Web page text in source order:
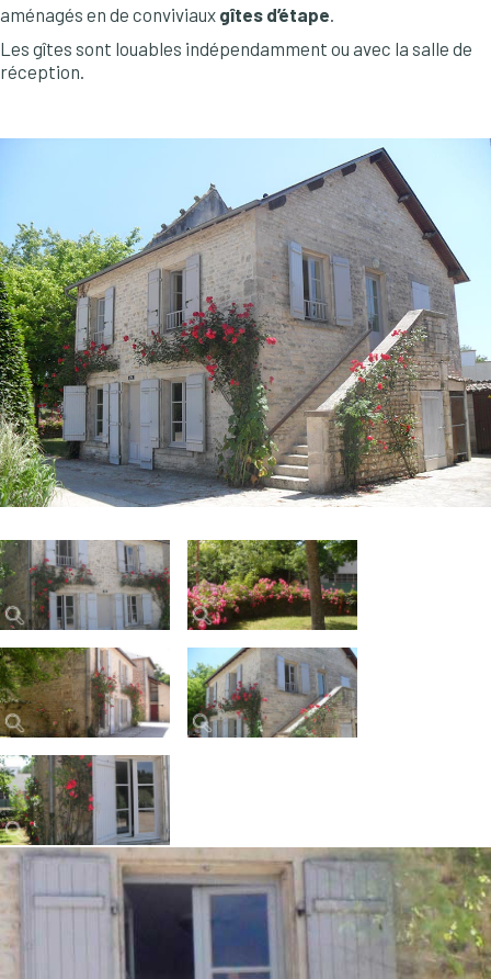
aménagés en de conviviaux gîtes d’étape.
Les gîtes sont louables indépendamment ou avec la salle de
réception.